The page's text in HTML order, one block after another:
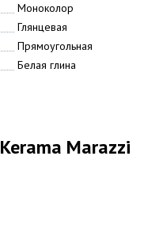
Моноколор
Глянцевая
Прямоугольная
Белая глина
Marazzi